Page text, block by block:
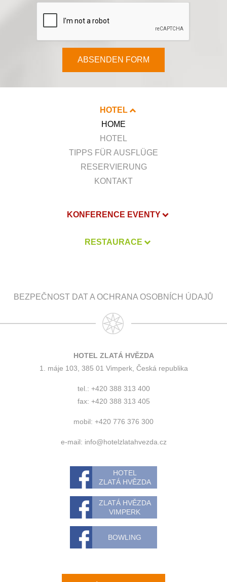
ABSENDEN FORM
HOTEL
HOME
HOTEL
TIPPS FÜR AUSFLÜGE
RESERVIERUNG
KONTAKT
KONFERENCE EVENTY
RESTAURACE
BEZPEČNOST DAT A OCHRANA OSOBNÍCH ÚDAJŮ
HOTEL ZLATÁ HVĚZDA
1. máje 103, 385 01 Vimperk, Česká republika
tel.: +420 388 313 400
fax: +420 388 313 405
mobil: +420 776 376 300
e-mail: info@hotelzlatahvezda.cz
HOTEL
ZLATÁ HVĚZDA
ZLATÁ HVĚZDA
VIMPERK
BOWLING